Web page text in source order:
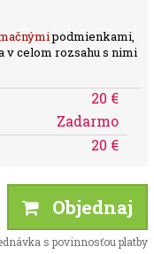
podmienkami,
v celom rozsahu s nimi
20 €
Zadarmo
20 €
Objednaj
s povinnosťou platby